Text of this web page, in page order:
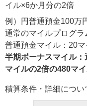
イル×6か月分の2倍
例）円普通預金100万
通常のマイルプログ
普通預金マイル：20
半期ボーナスマイル
マイルの2倍の480マ
積算条件・詳細につい